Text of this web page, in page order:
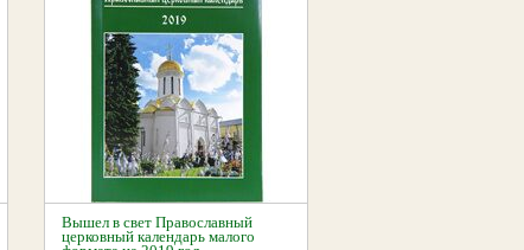
Вышел в свет Православный
церковный календарь малого